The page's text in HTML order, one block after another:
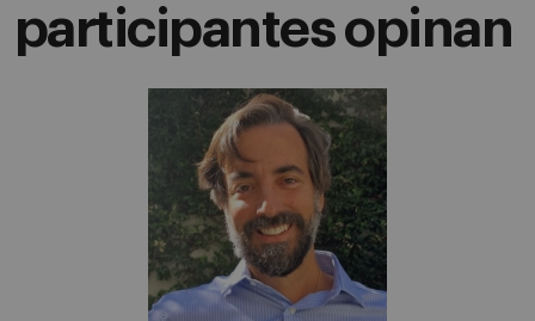
participantes opinan